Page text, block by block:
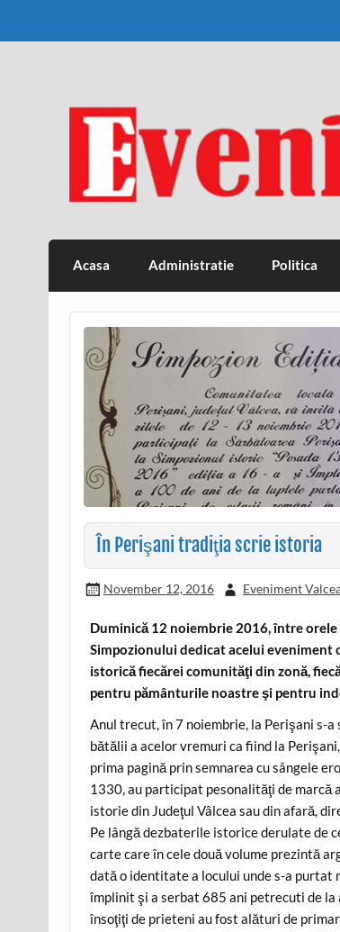
Eveniment Valcean
Acasa Administratie Politica
În Perişani tradiţia scrie istoria
November 12, 2016 Eveniment
Duminică 12 noiembrie 2016, între
Simpozionului dedicat acelui eveniment
istorică fiecărei comunităţi din zonă,
pentru pământurile noastre şi pentru
Anul trecut, în 7 noiembrie, la Perişani s-
bătălii a acelor vremuri ca fiind la
prima pagină prin semnarea cu sângele
1330, au participat pesonalităţi de
istorie din Judeţul Vâlcea sau din afară,
Pe lângă dezbaterile istorice derulate de
carte care în cele două volume prezintă
dată o identitate a locului unde s-a purtat
împlinit şi a serbat 685 ani petrecuti de la
însoţiţi de prieteni au fost alături de